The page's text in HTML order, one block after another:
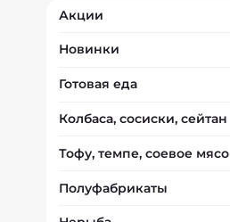
Акции
Новинки
Готовая еда
Колбаса, сосиски, сейтан
Тофу, темпе, соевое мясо
Полуфабрикаты